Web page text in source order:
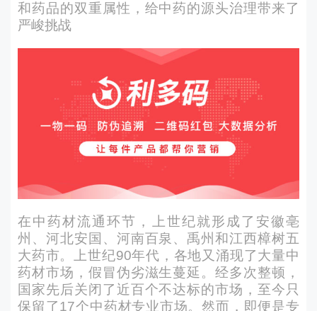
和药品的双重属性，给中药的源头治理带来了
严峻挑战
在中药材流通环节，上世纪就形成了安徽亳
州、河北安国、河南百泉、禹州和江西樟树五
大药市。上世纪90年代，各地又涌现了大量中
药材市场，假冒伪劣滋生蔓延。经多次整顿，
国家先后关闭了近百个不达标的市场，至今只
保留了17个中药材专业市场。然而，即便是专